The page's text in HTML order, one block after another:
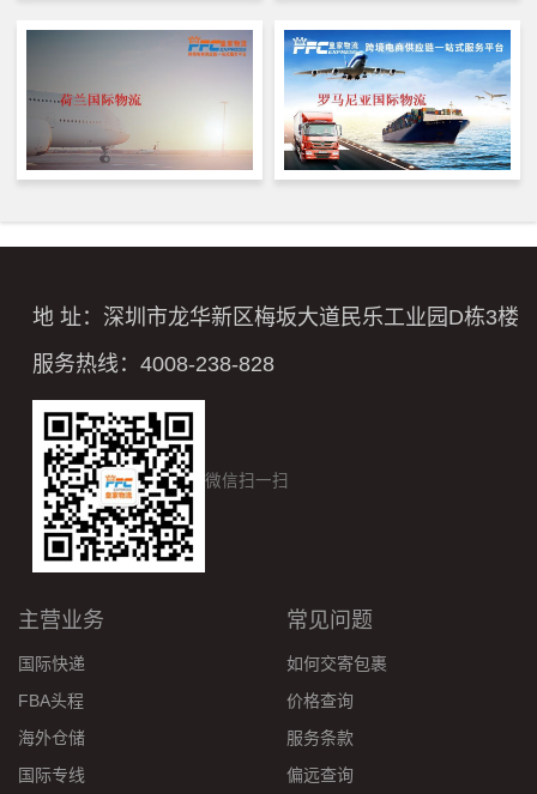
地 址：深圳市龙华新区梅坂大道民乐工业园D栋3楼
服务热线：4008-238-828
微信扫一扫
主营业务
国际快递
FBA头程
海外仓储
国际专线
常见问题
如何交寄包裹
价格查询
服务条款
偏远查询